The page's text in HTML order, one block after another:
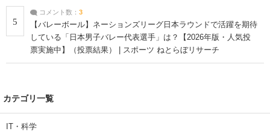
5
コメント数： 3
【バレーボール】ネーションズリーグ日本ラウンドで活躍を期待
している「日本男子バレー代表選手」は？【2026年版・人気投
票実施中】（投票結果） | スポーツ ねとらぼリサーチ
カテゴリ一覧
IT・科学